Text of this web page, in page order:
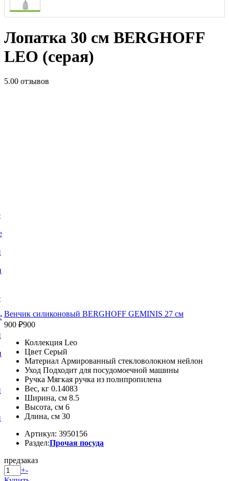
Лопатка 30 см BERGHOFF
LEO (серая)
5.00 отзывов
Венчик силиконовый BERGHOFF GEMINIS 27 см
900 ₽900
Коллекция Leo
Цвет Серый
Материал Армированный стекловолокном нейлон
Уход Подходит для посудомоечной машины
Ручка Мягкая ручка из полипропилена
Вес, кг 0.14083
Ширина, см 8.5
Высота, см 6
Длина, см 30
Артикул: 3950156
Раздел:Прочая посуда
предзаказ
+-